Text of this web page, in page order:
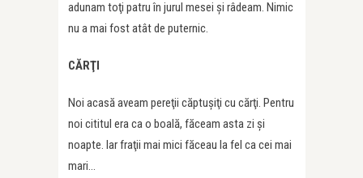
adunam toţi patru în jurul mesei şi râdeam. Nimic
nu a mai fost atât de puternic.
CĂRŢI
Noi acasă aveam pereţii căptuşiţi cu cărţi. Pentru
noi cititul era ca o boală, făceam asta zi şi
noapte. Iar fraţii mai mici făceau la fel ca cei mai
mari…